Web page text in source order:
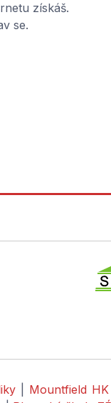
získáš.
se.
| Mountfield HK